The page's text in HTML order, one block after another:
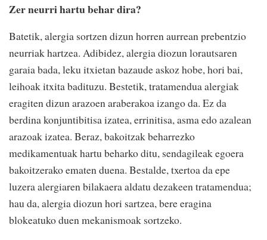
Zer neurri hartu behar dira?
Batetik, alergia sortzen dizun horren aurrean prebentzio
neurriak hartzea. Adibidez, alergia diozun lorautsaren
garaia bada, leku itxietan bazaude askoz hobe, hori bai,
leihoak itxita badituzu. Bestetik, tratamendua alergiak
eragiten dizun arazoen araberakoa izango da. Ez da
berdina konjuntibitisa izatea, errinitisa, asma edo azalean
arazoak izatea. Beraz, bakoitzak beharrezko
medikamentuak hartu beharko ditu, sendagileak egoera
bakoitzerako ematen duena. Bestalde, txertoa da epe
luzera alergiaren bilakaera aldatu dezakeen tratamendua;
hau da, alergia diozun hori sartzea, bere eragina
blokeatuko duen mekanismoak sortzeko.